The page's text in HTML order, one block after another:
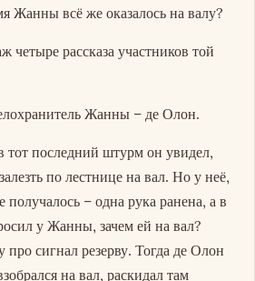
Жанны всё же оказалось на валу?
четыре рассказа участников той
Жанны – де Олон.
тот последний штурм он увидел,
по лестнице на вал. Но у неё,
получалось – одна рука ранена, а в
у Жанны, зачем ей на вал?
сигнал резерву. Тогда де Олон
на вал, раскидал там